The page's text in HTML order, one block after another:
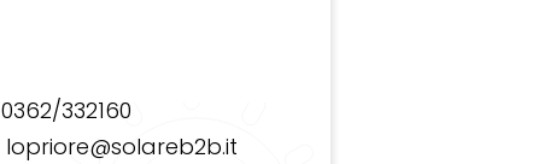
0362/332160
lopriore@solareb2b.it